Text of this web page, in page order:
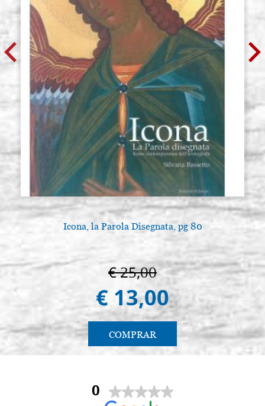
Icona, la Parola Disegnata, pg 80
€ 25,00
€ 13,00
COMPRAR
0